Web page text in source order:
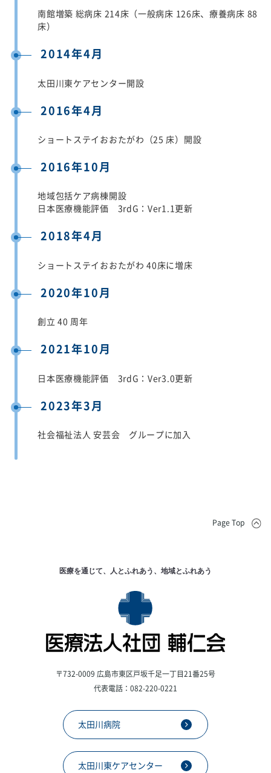
南館増築 総病床 214床（一般病床 126床、療養病床 88
床）
2014年4月
太田川東ケアセンター開設
2016年4月
ショートステイおおたがわ（25 床）開設
2016年10月
地域包括ケア病棟開設
日本医療機能評価 3rdG：Ver1.1更新
2018年4月
ショートステイおおたがわ 40床に増床
2020年10月
創立 40 周年
2021年10月
日本医療機能評価 3rdG：Ver3.0更新
2023年3月
社会福祉法人 安芸会 グループに加入
医療を通じて、人とふれあう、地域とふれあう
Page Top
〒732-0009 広島市東区戸坂千足一丁目21番25号
代表電話：082-220-0221
太田川病院
太田川東ケアセンター